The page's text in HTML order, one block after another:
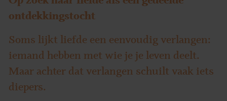
ontdekkingstocht
Soms lijkt liefde een eenvoudig verlangen:
iemand hebben met wie je je leven deelt.
Maar achter dat verlangen schuilt vaak iets
diepers.